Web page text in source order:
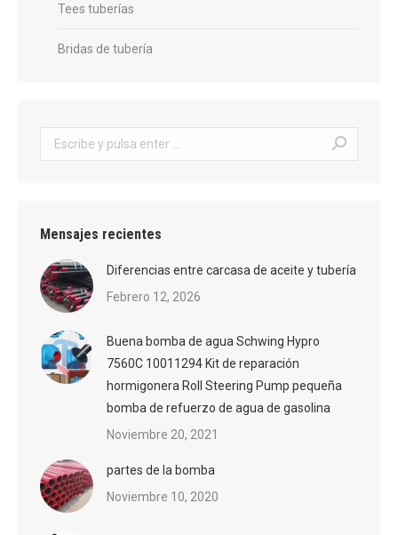
Tees tuberías
Bridas de tubería
Buscar:
Mensajes recientes
Diferencias entre carcasa de aceite y tubería
Febrero 12, 2026
Buena bomba de agua Schwing Hypro
7560C 10011294 Kit de reparación
hormigonera Roll Steering Pump pequeña
bomba de refuerzo de agua de gasolina
Noviembre 20, 2021
partes de la bomba
Noviembre 10, 2020